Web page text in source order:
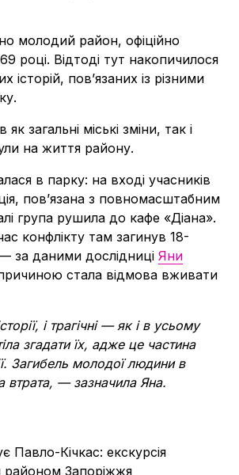
молодий район, офіційно
році. Відтоді тут накопичилося
історій, пов’язаних із різними
загальні міські зміни, так і
на життя району.
в парку: на вході учасників
пов’язана з повномасштабним
група рушила до кафе «Діана».
конфлікту там загинув 18-
за даними дослідниці Яни
стала відмова вживати
і трагічні — як і в усьому
згадати їх, адже це частина
Загибель молодої людини в
втрата, — зазначила Яна.